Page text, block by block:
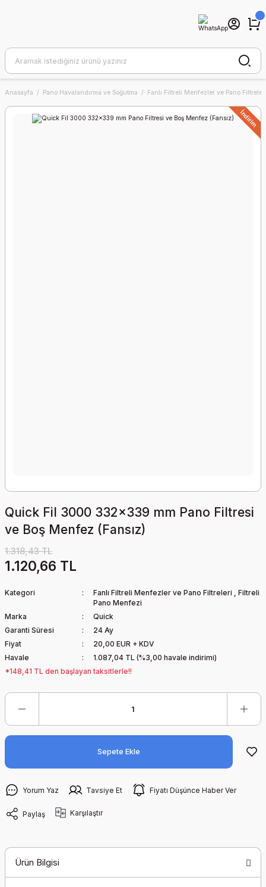
Anasayfa Pano Havalandırma ve Soğutma Fanlı Filtreli Menfezler ve Pano Filtreleri
İndirim
Quick Fil 3000 332x339 mm Pano Filtresi
ve Boş Menfez (Fansız)
1.318,43 TL
1.120,66 TL
Kategori Fanlı Filtreli Menfezler ve Pano Filtreleri , Filtreli
Pano Menfezi
Marka
Quick
Garanti Süresi
24 Ay
Fiyat
20,00 EUR + KDV
Havale
1.087,04 TL (%3,00 havale indirimi)
*148,41 TL den başlayan taksitlerle!!
Sepete Ekle
Yorum Yaz Tavsiye Et Fiyatı Düşünce Haber Ver
Paylaş Karşılaştır
Ürün Bilgisi